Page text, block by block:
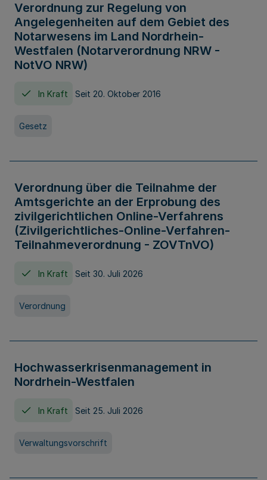
Verordnung zur Regelung von
Angelegenheiten auf dem Gebiet des
Notarwesens im Land Nordrhein-
Westfalen (Notarverordnung NRW -
NotVO NRW)
In Kraft Seit 20. Oktober 2016
Gesetz
Verordnung über die Teilnahme der
Amtsgerichte an der Erprobung des
zivilgerichtlichen Online-Verfahrens
(Zivilgerichtliches-Online-Verfahren-
Teilnahmeverordnung - ZOVTnVO)
In Kraft Seit 30. Juli 2026
Verordnung
Hochwasserkrisenmanagement in
Nordrhein-Westfalen
In Kraft Seit 25. Juli 2026
Verwaltungsvorschrift